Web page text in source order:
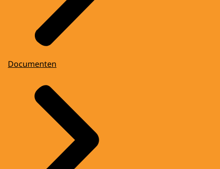
Documenten